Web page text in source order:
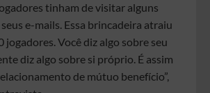
tinham de visitar alguns
e-mails. Essa brincadeira atraiu
jogadores. Você diz algo sobre seu
diz algo sobre si próprio. É assim
de mútuo benefício”,